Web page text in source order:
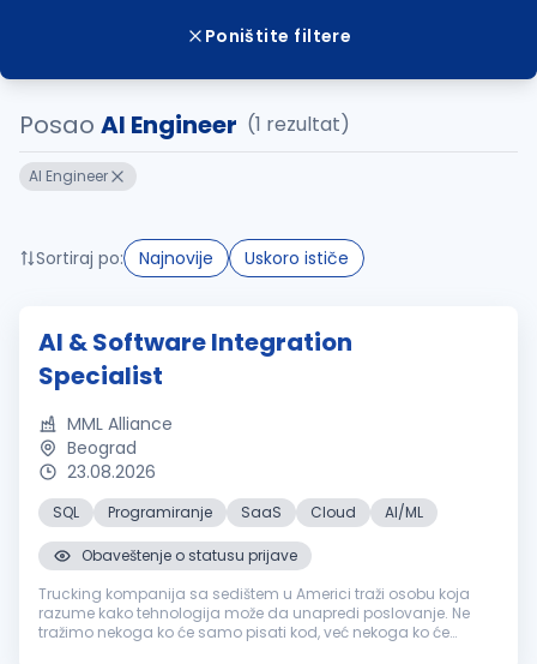
Poništite filtere
Posao AI Engineer (1 rezultat)
AI Engineer
Sortiraj po: Najnovije Uskoro ističe
AI & Software Integration
Specialist
MML Alliance
Beograd
23.08.2026
SQL Programiranje SaaS Cloud AI/ML
Obaveštenje o statusu prijave
Trucking kompanija sa sedištem u Americi traži osobu koja
razume kako tehnologija može da unapredi poslovanje. Ne
tražimo nekoga ko će samo pisati kod, već nekoga ko će